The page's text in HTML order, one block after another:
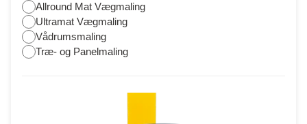
Allround Mat Vægmaling
Ultramat Vægmaling
Vådrumsmaling
Træ- og Panelmaling